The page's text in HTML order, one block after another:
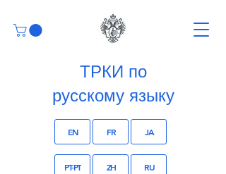
ТРКИ по
русскому языку
EN FR JA
PT-PT ZH RU